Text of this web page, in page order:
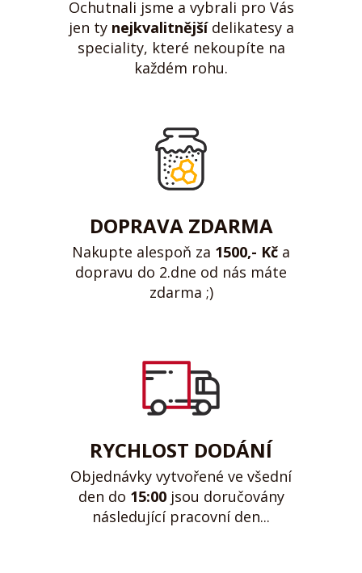
Ochutnali jsme a vybrali pro Vás
jen ty nejkvalitnějšídelikatesy a
speciality, které nekoupíte na
každém rohu.
DOPRAVA ZDARMA
Nakupte alespoň za 1500,- Kč a
dopravu do 2.dne od nás máte
zdarma ;)
RYCHLOST DODÁNÍ
Objednávky vytvořené ve všední
den do 15:00jsou doručovány
následující pracovní den...